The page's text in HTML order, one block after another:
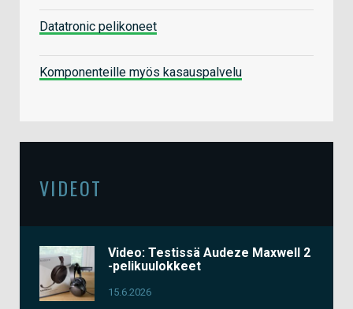
Datatronic pelikoneet
Komponenteille myös kasauspalvelu
VIDEOT
Video: Testissä Audeze Maxwell 2
-pelikuulokkeet
15.6.2026